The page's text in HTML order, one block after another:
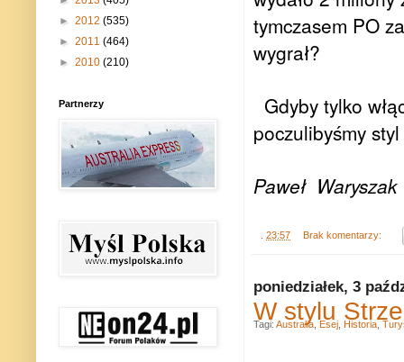
tymczasem PO
wygrał?
Gdyby tylko
poczulibyśmy
Paweł Waryszak
23:57 Brak komentarzy:
poniedziałek, 3
W stylu
Tagi: Australia Esej Historia
► 2012 (535)
► 2011 (464)
► 2010 (210)
Partnerzy